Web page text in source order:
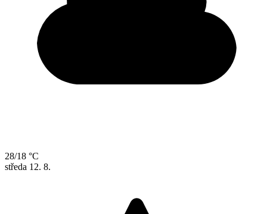
28/18 °C
středa 12. 8.